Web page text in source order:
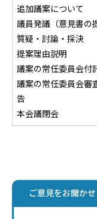
追加議案について
議員発議（意見書の
質疑・討論・採決
提案理由説明
議案の常任委員会付
議案の常任委員会審
告
本会議閉会
ご意見をお聞か